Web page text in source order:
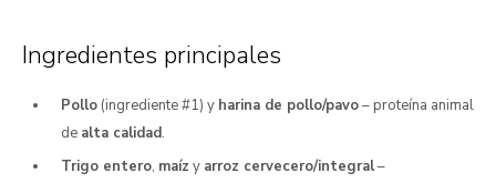
Ingredientes principales
Pollo (ingrediente #1) y harina de pollo/pavo– proteína animal
de alta calidad.
Trigo entero, maíz y arroz cervecero/integral–